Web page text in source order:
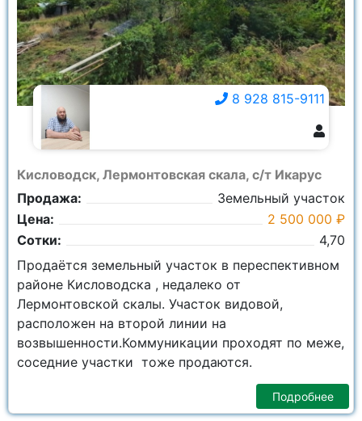
Кисловодск, Лермонтовская скала, с/т Икарус
Продажа:
Земельный участок
Цена:
2 500 000 ₽
Сотки:
4,70
8 928 815-9111
Продаётся земельный участок в переспективном
районе Кисловодска , недалеко от
Лермонтовской скалы. Участок видовой,
расположен на второй линии на
возвышенности.Коммуникации проходят по меже,
соседние участки тоже продаются.
Подробнее